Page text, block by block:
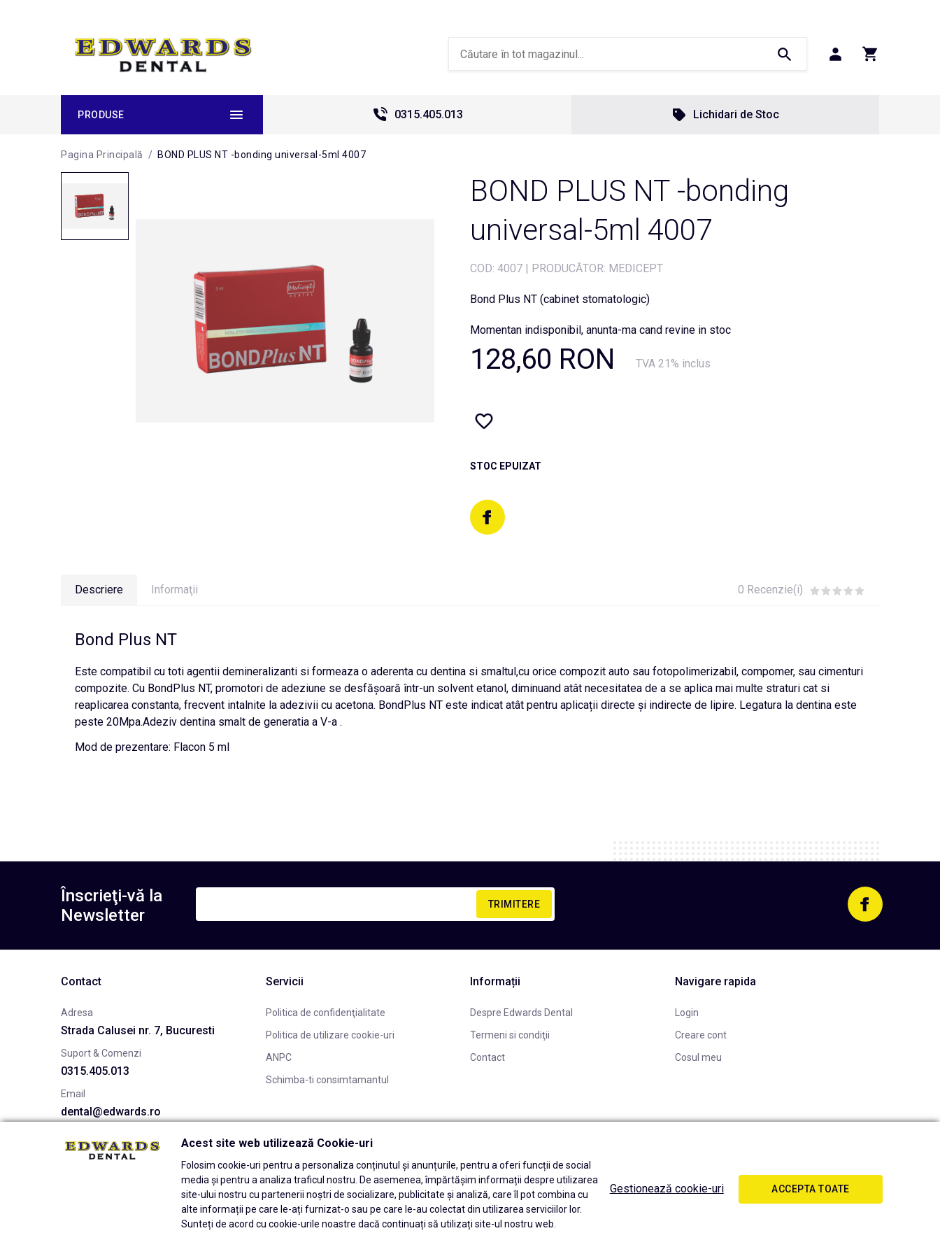
PRODUSE 0315.405.013 Lichidari de Stoc
Pagina Principală / BOND PLUS NT -bonding universal-5ml 4007
BOND PLUS NT -bonding
universal-5ml 4007
COD: 4007 | PRODUCĂTOR: MEDICEPT
Bond Plus NT (cabinet stomatologic)
Momentan indisponibil, anunta-ma cand revine in stoc
128,60 RON TVA 21% inclus
STOC EPUIZAT
Descriere Informaţii 0 Recenzie(i)
Bond Plus NT
Este compatibil cu toti agentii demineralizanti si formeaza o aderenta cu dentina si smaltul,cu orice compozit auto sau fotopolimerizabil, compomer, sau cimenturi
compozite. Cu BondPlus NT, promotori de adeziune se desfășoară într-un solvent etanol, diminuand atât necesitatea de a se aplica mai multe straturi cat si
reaplicarea constanta, frecvent intalnite la adezivii cu acetona. BondPlus NT este indicat atât pentru aplicații directe și indirecte de lipire. Legatura la dentina este
peste 20Mpa.Adeziv dentina smalt de generatia a V-a .
Mod de prezentare: Flacon 5 ml
Înscrieţi-vă la
Newsletter
TRIMITERE
Contact
Adresa
Strada Calusei nr. 7, Bucuresti
Suport & Comenzi
0315.405.013
Email
dental@edwards.ro
Servicii
Politica de confidenţialitate
Politica de utilizare cookie-uri
ANPC
Schimba-ti consimtamantul
Informații
Despre Edwards Dental
Termeni si condiţii
Contact
Navigare rapida
Login
Creare cont
Cosul meu
Acest site web utilizează Cookie-uri
Folosim cookie-uri pentru a personaliza conținutul și anunțurile, pentru a oferi funcții de social
media și pentru a analiza traficul nostru. De asemenea, împărtășim informații despre utilizarea
site-ului nostru cu partenerii noștri de socializare, publicitate și analiză, care îl pot combina cu
alte informații pe care le-ați furnizat-o sau pe care le-au colectat din utilizarea serviciilor lor.
Sunteți de acord cu cookie-urile noastre dacă continuați să utilizați site-ul nostru web.
Gestionează cookie-uri ACCEPTA TOATE
© 2026 Edwards Dental Powered byblugento